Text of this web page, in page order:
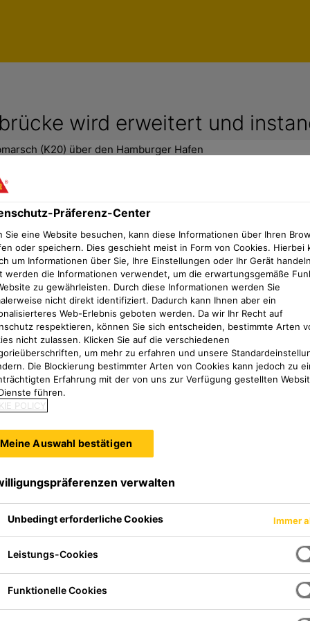
wird erweitert und
(K20) über den Hamburger Hafen
von Sika ermöglichen
Deutschlands, sogar Europas. Im Süden
seit Jahren am Rande der Belastungsgrenze. Mit
Verkehr an die gestiegenen
und Abdichtungssysteme der Sika
Präferenz-Center
Sie eine Website besuchen, kann diese Informationen über Ihren
oder speichern. Dies geschieht meist in Form von Cookies. Hierbei
um Informationen über Sie, Ihre Einstellungen oder Ihr Gerät
werden die Informationen verwendet, um die erwartungsgemäße
zu gewährleisten. Durch diese Informationen werden Sie
nicht direkt identifiziert. Dadurch kann Ihnen aber ein
Web-Erlebnis geboten werden. Da wir Ihr Recht auf
respektieren, können Sie sich entscheiden, bestimmte Arten
nicht zulassen. Klicken Sie auf die verschiedenen
um mehr zu erfahren und unsere
Die Blockierung bestimmter Arten von Cookies kann jedoch zu
Erfahrung mit der von uns zur Verfügung gestellten
führen.
POLICY
Meine Auswahl bestätigen
verwalten
Unbedingt erforderliche Cookies Immer
Leistungs-Cookies
Funktionelle Cookies